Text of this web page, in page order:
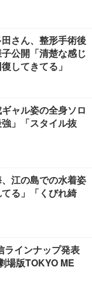
さん、整形手術後
公開「清楚な感じ
してきてる」
ャル姿の全身ソロ
」「スタイル抜
江の島での水着姿
る」「くびれ綺
インナップ発表
場版TOKYO ME